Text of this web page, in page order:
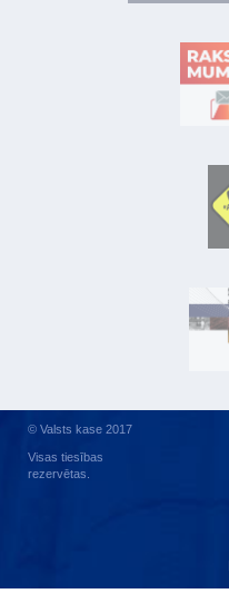
© Valsts kase 2017
Visas tiesības
rezervētas.